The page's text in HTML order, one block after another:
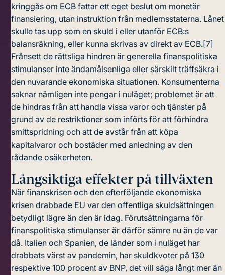
kringgås om ECB fattar ett eget beslut om monetär
finansiering, utan instruktion från medlemsstaterna. Lånet
skulle tas upp som en skuld i eller utanför ECB:s
balansräkning, eller kunna skrivas av direkt av ECB.[7]
Frånsett de rättsliga hindren är generella finanspolitiska
stimulanser inte ändamålsenliga eller särskilt träffsäkra i
den nuvarande ekonomiska situationen. Konsumenterna
saknar nämligen inte pengar i nuläget; problemet är att
de hindras från att handla vissa varor och tjänster på
grund av de restriktioner som införts för att förhindra
smittspridning och att de avstår från att köpa
kapitalvaror och bostäder med anledning av den
rådande osäkerheten.
Långsiktiga effekter på tillväxten
När finanskrisen och den efterföljande ekonomiska
krisen drabbade EU var den offentliga skuldsättningen
betydligt lägre än den är idag. Förutsättningarna för
finanspolitiska stimulanser är därför sämre nu än de var
då. Italien och Spanien, de länder som i nuläget har
drabbats värst av pandemin, har skuldkvoter på 130
respektive 100 procent av BNP, det vill säga långt mer än